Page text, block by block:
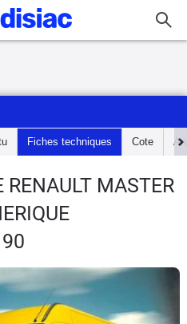
Fiches techniques Cote
RENAULT MASTER